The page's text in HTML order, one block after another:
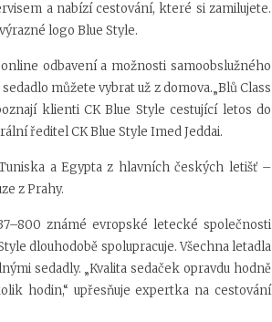
a nabízí cestování, které si zamilujete.
logo Blue Style.
odbavení a možnosti samoobslužného
můžete vybrat už z domova.„Blů Class
klienti CK Blue Style cestující letos do
ředitel CK Blue Style Imed Jeddai.
a Egypta z hlavních českých letišť –
z Prahy.
známé evropské letecké společnosti
dlouhodobě spolupracuje. Všechna letadla
sedadly. „Kvalita sedaček opravdu hodně
hodin,“ upřesňuje expertka na cestování